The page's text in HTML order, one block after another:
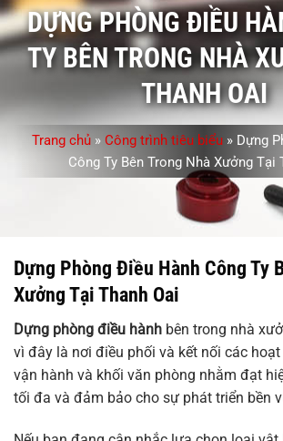
DỰNG PHÒNG ĐIỀU
TY BÊN TRONG NHÀ
THANH OAI
Trang chủ» Công trình tiêu biểu» Dựng
Công Ty Bên Trong Nhà Xưởng Tại
Dựng Phòng Điều Hành Công Ty
Xưởng Tại Thanh Oai
Dựng phòng điều hành bên trong nhà
vì đây là nơi điều phối và kết nối các
vận hành và khối văn phòng nhằm đạt
tối đa và đảm bảo cho sự phát triển bền